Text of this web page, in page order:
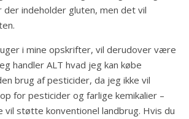
indeholder gluten, men det vil
i mine opskrifter, vil derudover være
handler ALT hvad jeg kan købe
brug af pesticider, da jeg ikke vil
for pesticider og farlige kemikalier –
vil støtte konventionel landbrug. Hvis du